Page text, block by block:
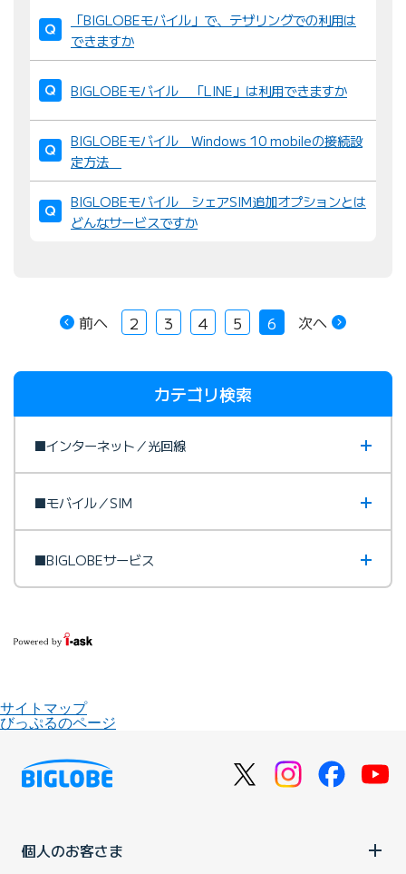
「BIGLOBEモバイル」で、テザリングでの利用は
できますか
BIGLOBEモバイル 「LINE」は利用できますか
BIGLOBEモバイル Windows 10 mobileの接続設
定方法
BIGLOBEモバイル シェアSIM追加オプションとは
どんなサービスですか
前へ 2 3 4 5 6 次へ
カテゴリ検索
■インターネット／光回線
■モバイル／SIM
■BIGLOBEサービス
サイトマップ
びっぷるのページ
個人のお客さま